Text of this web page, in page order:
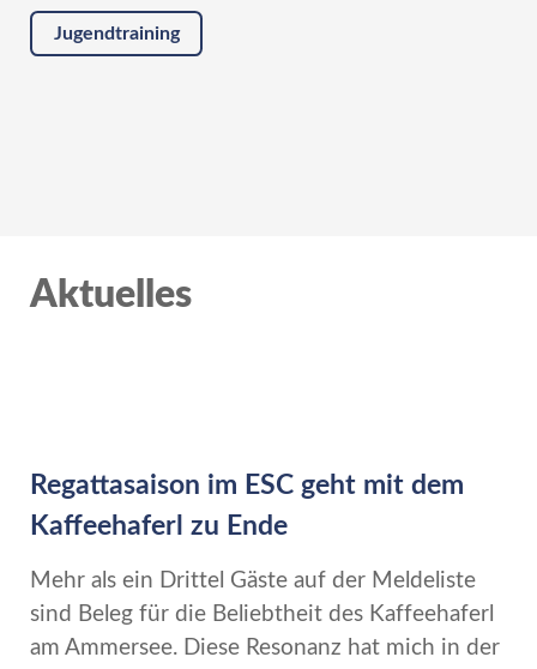
Jugendtraining
Aktuelles
Regattasaison im ESC geht mit dem
Kaffeehaferl zu Ende
Mehr als ein Drittel Gäste auf der Meldeliste
sind Beleg für die Beliebtheit des Kaffeehaferl
am Ammersee. Diese Resonanz hat mich in der